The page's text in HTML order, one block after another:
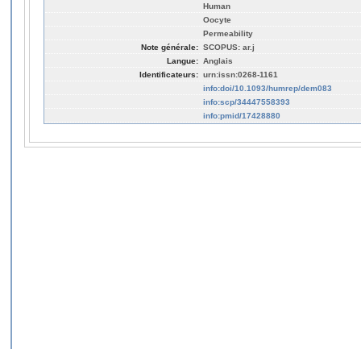
Human
Oocyte
Permeability
Note générale: SCOPUS: ar.j
Langue: Anglais
Identificateurs: urn:issn:0268-1161
info:doi/10.1093/humrep/dem083
info:scp/34447558393
info:pmid/17428880